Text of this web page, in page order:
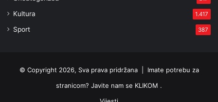
Kultura 1.417
Sport 387
© Copyright 2026, Sva prava pridržana | Imate potrebu za
stranicom? Javite nam se KLIKOM .